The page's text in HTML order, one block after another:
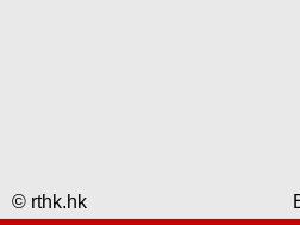
© rthk.hk